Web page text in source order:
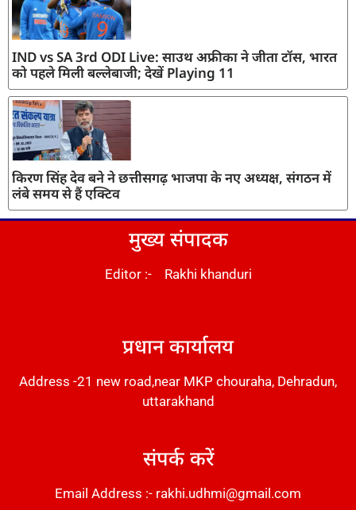
IND vs SA 3rd ODI Live: साउथ अफ्रीका ने जीता टॉस, भारत
को पहले मिली बल्लेबाजी; देखें Playing 11
किरण सिंह देव बने ने छत्तीसगढ़ भाजपा के नए अध्यक्ष, संगठन में
लंबे समय से हैं एक्टिव
मुख्य संपादक
Editor :- Rakhi khanduri
प्रधान कार्यालय
Address -21 new road,near MKP chouraha, Dehradun,
uttarakhand
संपर्क करें
Email Address :- rakhi.udhmi@gmail.com